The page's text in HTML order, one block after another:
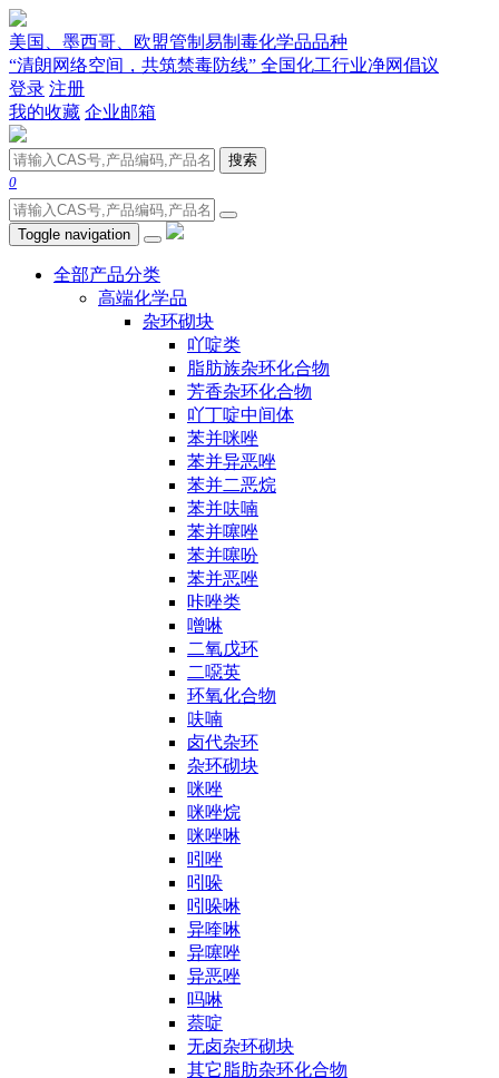
美国、墨西哥、欧盟管制易制毒化学品品种
“清朗网络空间，共筑禁毒防线” 全国化工行业净网倡议
登录 注册
我的收藏 企业邮箱
搜索
0
Toggle navigation
全部产品分类
高端化学品
杂环砌块
吖啶类
脂肪族杂环化合物
芳香杂环化合物
吖丁啶中间体
苯并咪唑
苯并异恶唑
苯并二恶烷
苯并呋喃
苯并噻唑
苯并噻吩
苯并恶唑
咔唑类
噌啉
二氧戊环
二噁英
环氧化合物
呋喃
卤代杂环
杂环砌块
咪唑
咪唑烷
咪唑啉
吲唑
吲哚
吲哚啉
异喹啉
异噻唑
异恶唑
吗啉
萘啶
无卤杂环砌块
其它脂肪杂环化合物